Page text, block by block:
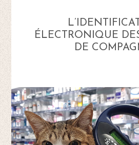
ÉLECTRONIQUE
DE